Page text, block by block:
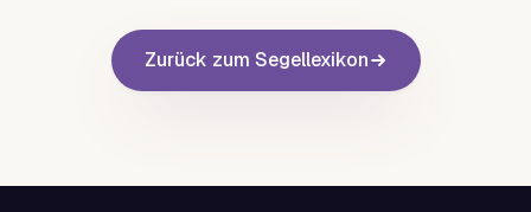
Zurück zum Segellexikon